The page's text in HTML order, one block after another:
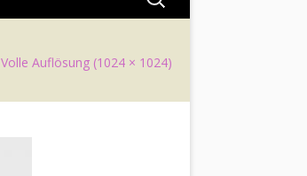
nach:
Volle Auflösung (1024 × 1024)